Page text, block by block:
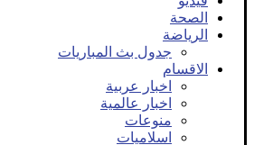
الصحة
الرياضة
جدول بث المباريات
الاقسام
اخبار عربية
اخبار عالمية
منوعات
اسلاميات